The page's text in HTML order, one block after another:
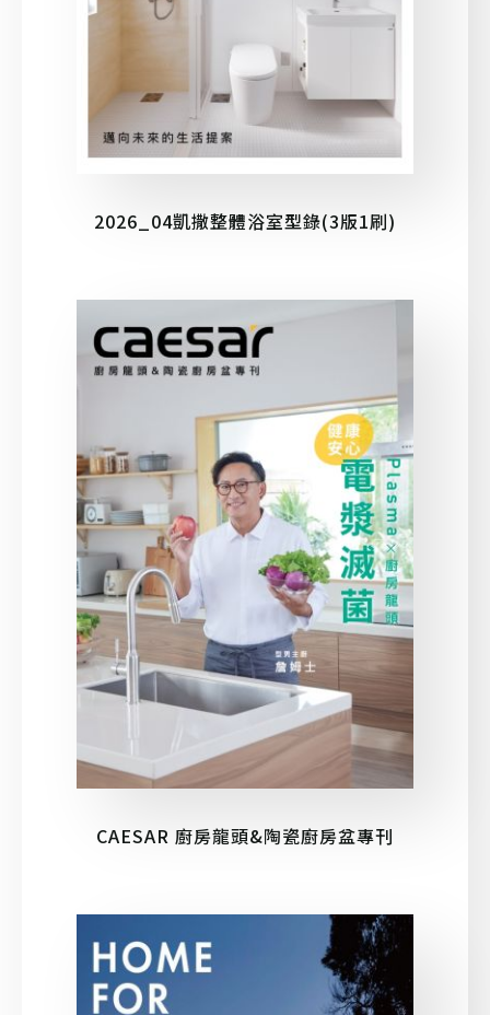
2026_04凱撒整體浴室型錄(3版1刷)
CAESAR 廚房龍頭&陶瓷廚房盆專刊